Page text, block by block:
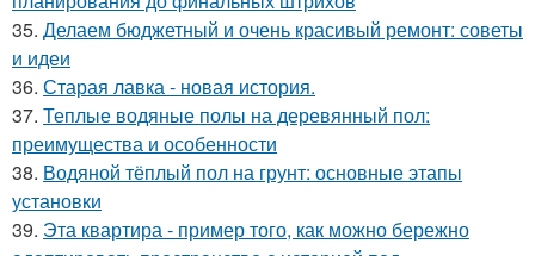
35. Делаем бюджетный и очень красивый ремонт: советы
и идеи
36. Старая лавка - новая история.
37. Теплые водяные полы на деревянный пол:
преимущества и особенности
38. Водяной тёплый пол на грунт: основные этапы
установки
39. Эта квартира - пример того, как можно бережно